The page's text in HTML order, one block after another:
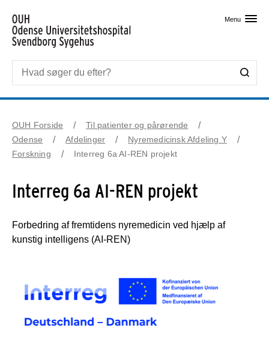
Menu
OUH Forside
Til patienter og pårørende
Odense
Afdelinger
Nyremedicinsk Afdeling Y
Forskning
Interreg 6a AI-REN projekt
Interreg 6a AI-REN projekt
Forbedring af fremtidens nyremedicin ved hjælp af
kunstig intelligens (AI-REN)